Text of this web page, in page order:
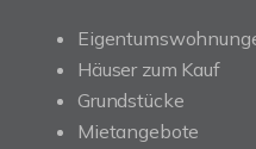
Häuser zum Kauf
Grundstücke
Mietangebote